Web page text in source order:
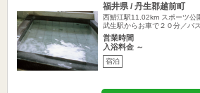
福井県 / 丹生郡越前町
西鯖江駅11.02km スポーツ公
武生駅からお車で２０分／バ
営業時間
入浴料金 ～
宿泊